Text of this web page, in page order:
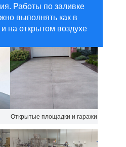
Работы по заливке
выполнять как в
на открытом воздухе
Открытые площадки и гаражи